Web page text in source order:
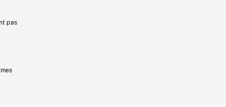
pas